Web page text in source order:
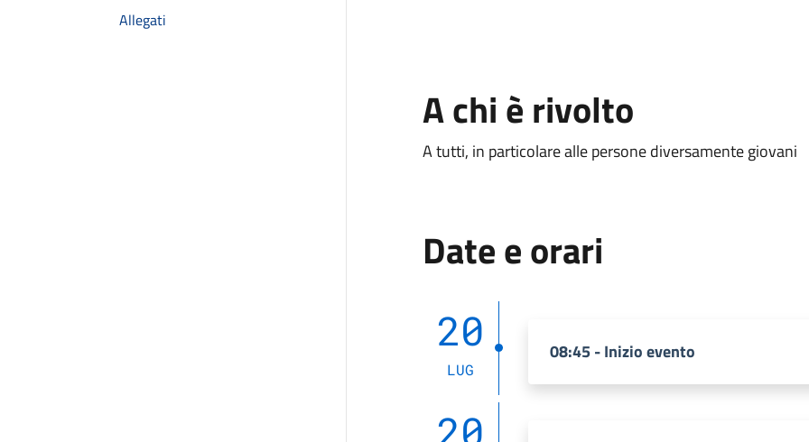
Allegati
A chi è rivolto
A tutti, in particolare alle persone diversamente giovani
Date e orari
20
LUG
08:45 - Inizio evento
20